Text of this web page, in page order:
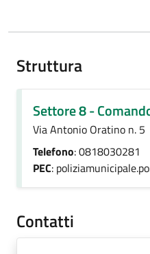
Struttura
Settore 8 -
Via Antonio Oratino n. 5
Telefono: 0818030281
PEC:
Contatti